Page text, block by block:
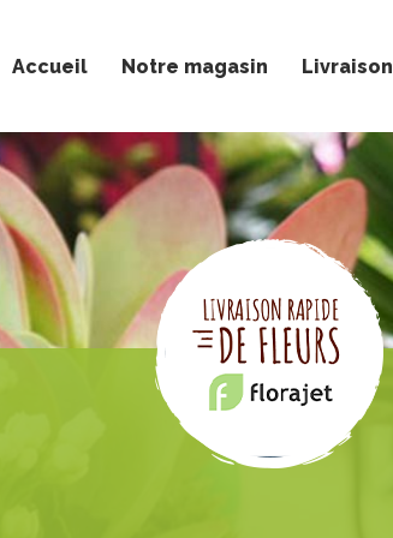
Accueil Notre magasin Livraison